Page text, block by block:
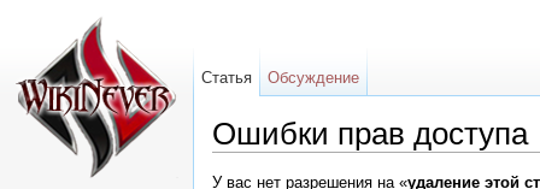
Ошибки прав доступа
У вас нет разрешения на «удаление этой
Статья Обсуждение